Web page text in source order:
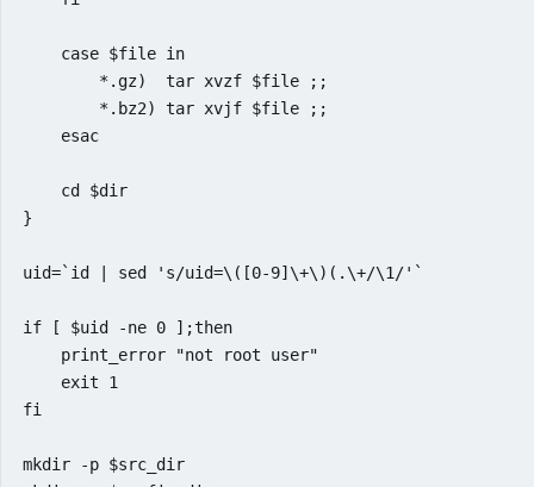
    case $file in
        *.gz)  tar xvzf $file ;;
        *.bz2) tar xvjf $file ;;
    esac
    cd $dir
}
uid=`id | sed 's/uid=\([0-9]\+\)(.\+/\1/'`
if [ $uid -ne 0 ];then
    print_error "not root user"
    exit 1
fi
mkdir -p $src_dir